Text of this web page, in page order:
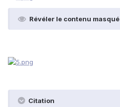
Révéler le contenu masqué
Citation